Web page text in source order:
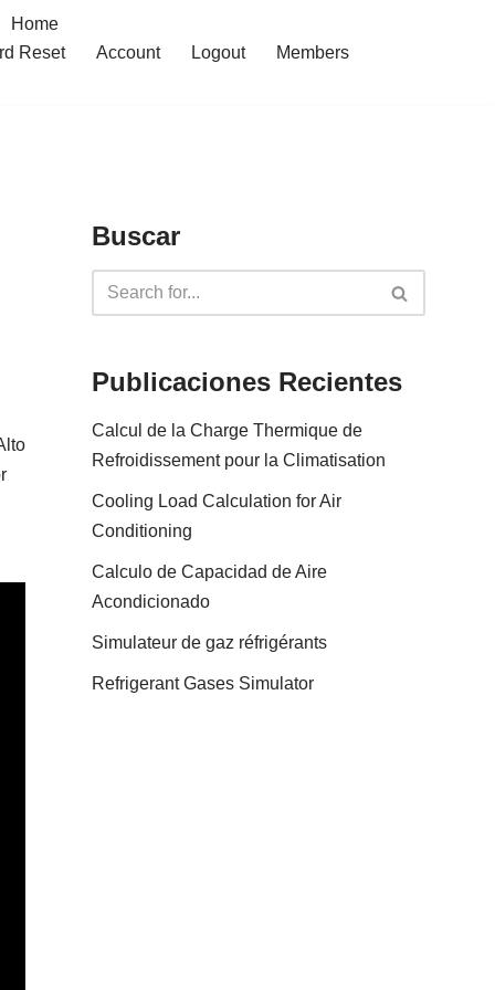
Home
Reset Account Logout
Members
Buscar
Publicaciones Recientes
Calcul de la Charge Thermique de
Refroidissement pour la Climatisation
Cooling Load Calculation for Air
Conditioning
Calculo de Capacidad de Aire
Acondicionado
Simulateur de gaz réfrigérants
Refrigerant Gases Simulator